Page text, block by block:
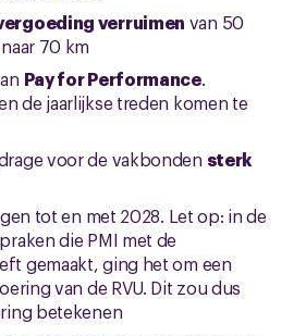
verruimen van 50
70 km
Pay for Performance.
de jaarlijkse treden komen te
voor de vakbonden sterk
tot en met 2028. Let op: in de
die PMI met de
gemaakt, ging het om een
van de RVU. Dit zou dus
betekenen